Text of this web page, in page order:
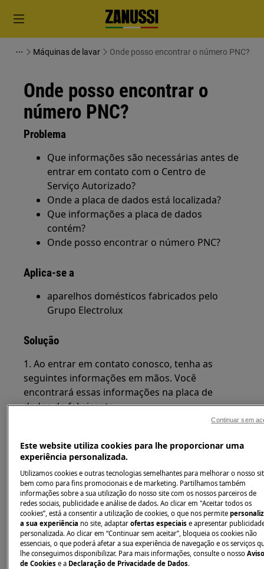
Máquinas de lavar Onde posso encontrar o número PNC?
Onde posso encontrar o
número PNC?
Problema
Que informações são necessárias antes de
entrar em contato com o Centro de
Serviço Autorizado?
Onde a placa de dados está localizada?
Que informações a placa de dados
contém?
Onde posso encontrar o número PNC?
Aplica-se a
aparelhos domésticos fabricados pelo
Grupo Electrolux
Solução
1. Ao entrar em contato conosco, tenha as
seguintes informações em mãos. Você
encontrará essas informações na placa de
dados do fabricante:
número do produto (PNC), ELC e número de
série:
Este website utiliza cookies para lhe proporcionar uma
experiência personalizada.
Utilizamos cookies e outras tecnologias semelhantes para melhorar o nosso
bem como para fins promocionais e de marketing. Partilhamos também
informações sobre a sua utilização do nosso site com os nossos parceiros de
redes sociais, publicidade e análise de dados. Ao clicar em "Aceitar todos os
cookies”, está a consentir a utilização de cookies, o que nos permite
a sua experiência no site, adaptarofertas especiaise apresentar
personalizada. Ao clicar em “Continuar sem aceitar”, bloqueia os cookies não
essenciais, o que poderá afetar a sua experiência de navegação e os serviços
lhe conseguimos disponibilizar. Para mais informações, consulte o nosso
de Cookies e a Declaração de Privacidade de Dados.
Continuar sem